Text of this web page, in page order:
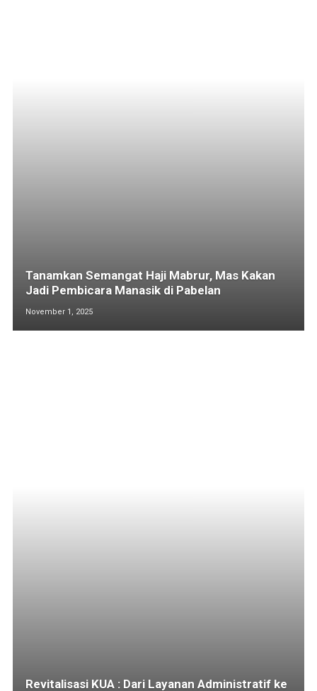
Tanamkan Semangat Haji Mabrur, Mas Kakan
Jadi Pembicara Manasik di Pabelan
November 1, 2025
Revitalisasi KUA : Dari Layanan Administratif ke